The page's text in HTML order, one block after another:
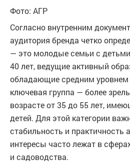
Фото: АГР
Согласно внутренним
аудитория бренда четко
— это молодые семьи с
40 лет, ведущие активный
обладающие средним уровнем
ключевая группа — более
возрасте от 35 до 55 лет,
детей. Для этой категории
стабильность и практичность
интересы часто лежат в
и садоводства.